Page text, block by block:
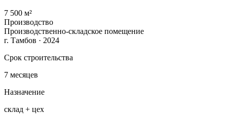
7 500 м²
Производство
Производственно-складское помещение
г. Тамбов · 2024
Срок строительства
7 месяцев
Назначение
склад + цех